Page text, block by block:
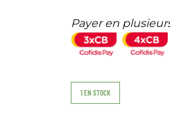
Payer en
1 EN STOCK